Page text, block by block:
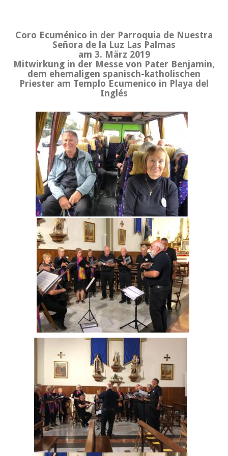
Coro Ecuménico in der Parroquia de Nuestra
Señora de la Luz Las Palmas
am 3. März 2019
Mitwirkung in der Messe von Pater Benjamin,
dem ehemaligen spanisch-katholischen
Priester am Templo Ecumenico in Playa del
Inglés